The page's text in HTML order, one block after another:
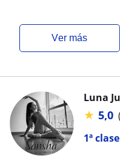
ver más
1ª
Luna
★ 5,0